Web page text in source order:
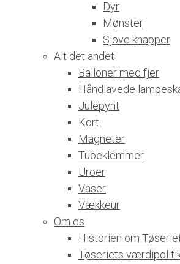
Dyr
Mønster
Sjove knapper
Alt det andet
Balloner med fjer
Håndlavede
Julepynt
Kort
Magneter
Tubeklemmer
Uroer
Vaser
Vækkeur
Om os
Historien om
Tøseriets